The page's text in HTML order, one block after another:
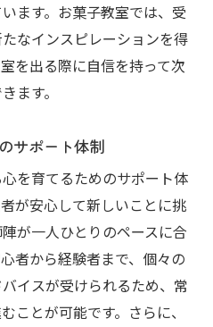
ます。お菓子教室では、受
なインスピレーションを得
を出る際に自信を持って次
ます。
サポート体制
を育てるためのサポート体
が安心して新しいことに挑
が一人ひとりのペースに合
者から経験者まで、個々の
イスが受けられるため、常
ことが可能です。さらに、